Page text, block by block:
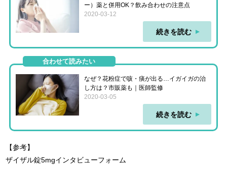
ー）薬と併用OK？飲み合わせの注意点
2020-03-12
続きを読む
合わせて読みたい
なぜ？花粉症で咳・痰が出る…イガイガの治
し方は？市販薬も｜医師監修
2020-03-05
続きを読む
【参考】
ザイザル錠5mgインタビューフォーム